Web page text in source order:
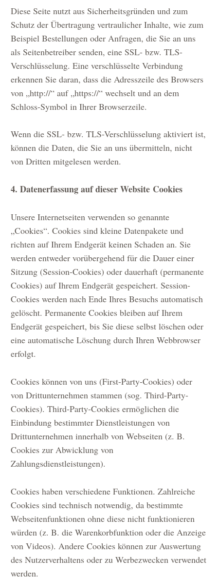
Diese Seite nutzt aus Sicherheitsgründen und zum
Schutz der Übertragung vertraulicher Inhalte, wie zum
Beispiel Bestellungen oder Anfragen, die Sie an uns
als Seitenbetreiber senden, eine SSL- bzw. TLS-
Verschlüsselung. Eine verschlüsselte Verbindung
erkennen Sie daran, dass die Adresszeile des Browsers
von „http://“ auf „https://“ wechselt und an dem
Schloss-Symbol in Ihrer Browserzeile.
Wenn die SSL- bzw. TLS-Verschlüsselung aktiviert ist,
können die Daten, die Sie an uns übermitteln, nicht
von Dritten mitgelesen werden.
4. Datenerfassung auf dieser Website Cookies
Unsere Internetseiten verwenden so genannte
„Cookies“. Cookies sind kleine Datenpakete und
richten auf Ihrem Endgerät keinen Schaden an. Sie
werden entweder vorübergehend für die Dauer einer
Sitzung (Session-Cookies) oder dauerhaft (permanente
Cookies) auf Ihrem Endgerät gespeichert. Session-
Cookies werden nach Ende Ihres Besuchs automatisch
gelöscht. Permanente Cookies bleiben auf Ihrem
Endgerät gespeichert, bis Sie diese selbst löschen oder
eine automatische Löschung durch Ihren Webbrowser
erfolgt.
Cookies können von uns (First-Party-Cookies) oder
von Drittunternehmen stammen (sog. Third-Party-
Cookies). Third-Party-Cookies ermöglichen die
Einbindung bestimmter Dienstleistungen von
Drittunternehmen innerhalb von Webseiten (z. B.
Cookies zur Abwicklung von
Zahlungsdienstleistungen).
Cookies haben verschiedene Funktionen. Zahlreiche
Cookies sind technisch notwendig, da bestimmte
Webseitenfunktionen ohne diese nicht funktionieren
würden (z. B. die Warenkorbfunktion oder die Anzeige
von Videos). Andere Cookies können zur Auswertung
des Nutzerverhaltens oder zu Werbezwecken verwendet
werden.